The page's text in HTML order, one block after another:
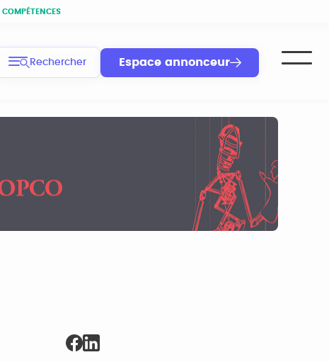
COMPÉTENCES
Rechercher Espace annonceur